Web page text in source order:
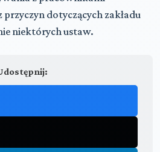
dotyczących zakładu
niektórych ustaw.